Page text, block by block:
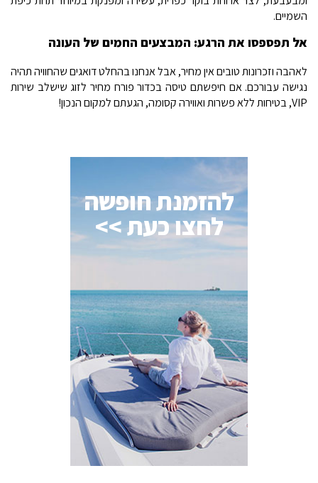
השמיים.
אל תפספסו את הרגע: המבצעים החמים של העונה
לאהבה וזכרונות טובים אין מחיר, אבל אנחנו בהחלט דואגים שהחוויה תהיה
נגישה עבורכם. אם חיפשתם טיסה בכדור פורח מחיר לזוג שישלב שירות
VIP, בטיחות ללא פשרות ואווירה קסומה, הגעתם למקום הנכון!
להזמנת חופשה
לחצו כעת >>
AI Assistant
איך אפשר לעזור?
בחר אחת מהאפשרויות.